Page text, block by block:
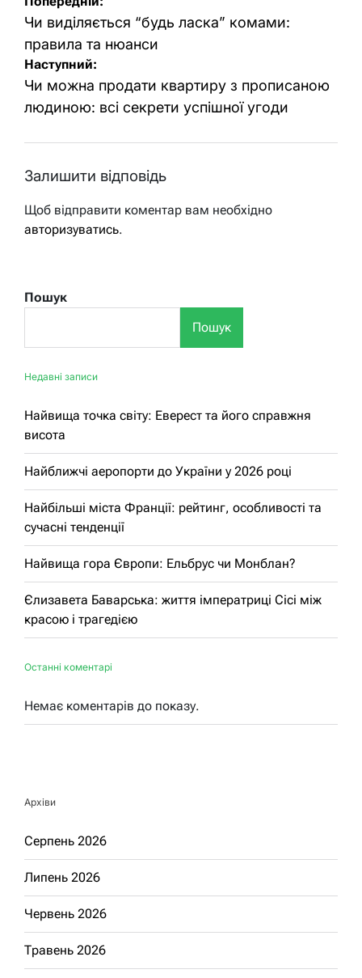
записів
Чи виділяється “будь ласка” комами:
правила та нюанси
Наступний:
Чи можна продати квартиру з прописаною
людиною: всі секрети успішної угоди
Залишити відповідь
Щоб відправити коментар вам необхідно
авторизуватись.
Пошук
Пошук
Недавні записи
Найвища точка світу: Еверест та його справжня
висота
Найближчі аеропорти до України у 2026 році
Найбільші міста Франції: рейтинг, особливості та
сучасні тенденції
Найвища гора Європи: Ельбрус чи Монблан?
Єлизавета Баварська: життя імператриці Сісі між
красою і трагедією
Останні коментарі
Немає коментарів до показу.
Архіви
Серпень 2026
Липень 2026
Червень 2026
Травень 2026